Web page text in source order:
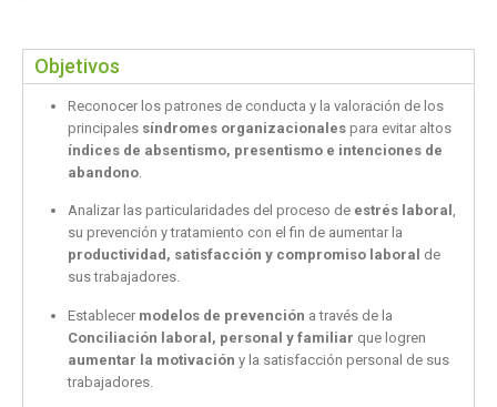
Objetivos
Reconocer los patrones de conducta y la valoración de los
principalessíndromes organizacionalespara evitar altos
índices de absentismo, presentismo e intenciones de
abandono.
Analizar las particularidades del proceso deestrés laboral ,
su prevención y tratamiento con el fin de aumentar la
productividad, satisfacción y compromiso laboral de
sus trabajadores.
Establecer modelos de prevención a través de la
Conciliación laboral, personal y familiar que logren
aumentar la motivación y la satisfacción personal de sus
trabajadores.